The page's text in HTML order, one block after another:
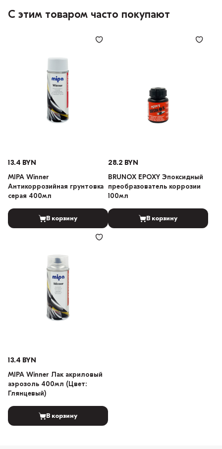
С этим товаром часто покупают
13.4 BYN
MIPA Winner
Антикоррозийная грунтовка
серая 400мл
В корзину
28.2 BYN
BRUNOX EPOXY Эпоксидный
преобразователь коррозии
100мл
В корзину
13.4 BYN
MIPA Winner Лак акриловый
аэрозоль 400мл (Цвет:
Глянцевый)
В корзину